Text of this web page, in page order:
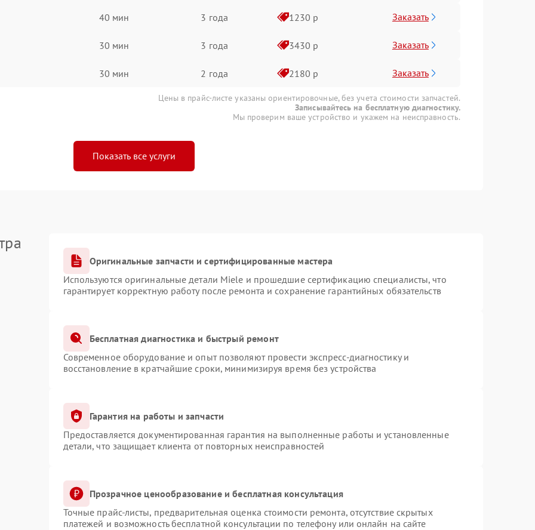
40 мин 3 года 1230 р Заказать
30 мин 3 года 3430 р Заказать
30 мин 2 года 2180 р Заказать
Цены в прайс-листе указаны ориентировочные, без учета стоимости запчастей.
Записывайтесь на бесплатную диагностику.
Мы проверим ваше устройство и укажем на неисправность.
Показать все услуги
Оригинальные запчасти и сертифицированные мастера
Используются оригинальные детали Miele и прошедшие сертификацию специалисты, что
гарантирует корректную работу после ремонта и сохранение гарантийных обязательств
Бесплатная диагностика и быстрый ремонт
Современное оборудование и опыт позволяют провести экспресс-диагностику и
восстановление в кратчайшие сроки, минимизируя время без устройства
Гарантия на работы и запчасти
Предоставляется документированная гарантия на выполненные работы и установленные
детали, что защищает клиента от повторных неисправностей
Прозрачное ценообразование и бесплатная консультация
Точные прайс-листы, предварительная оценка стоимости ремонта, отсутствие скрытых
платежей и возможность бесплатной консультации по телефону или онлайн на сайте